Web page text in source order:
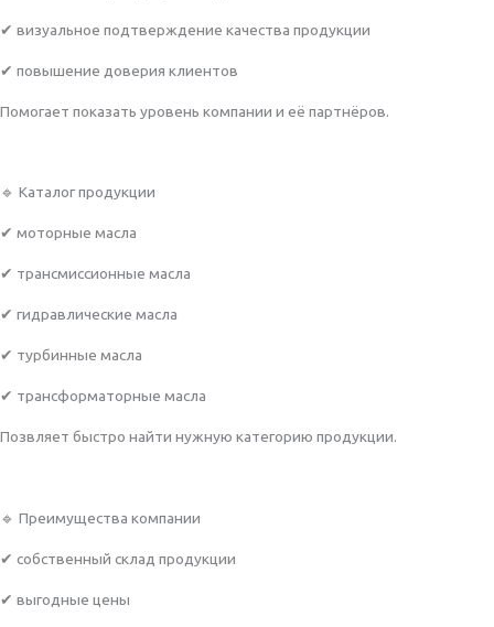
✔ визуальное подтверждение качества продукции
✔ повышение доверия клиентов
Помогает показать уровень компании и её партнёров.
🔹 Каталог продукции
✔ моторные масла
✔ трансмиссионные масла
✔ гидравлические масла
✔ турбинные масла
✔ трансформаторные масла
Позвляет быстро найти нужную категорию продукции.
🔹 Преимущества компании
✔ собственный склад продукции
✔ выгодные цены